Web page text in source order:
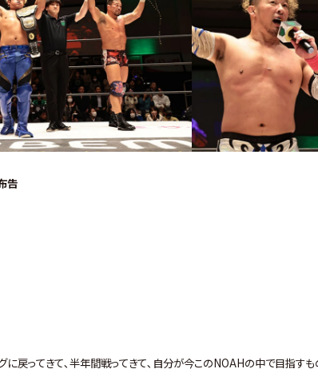
告
戻ってきて､半年間戦ってきて､自分が今このNOAHの中で目指すも